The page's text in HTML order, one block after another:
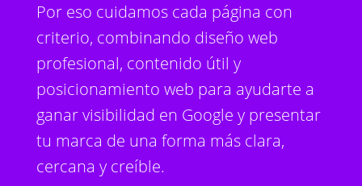
Por eso cuidamos cada página con
criterio, combinando diseño web
profesional, contenido útil y
posicionamiento web para ayudarte a
ganar visibilidad en Google y presentar
tu marca de una forma más clara,
cercana y creíble.